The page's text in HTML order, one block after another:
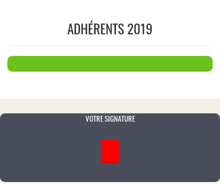
ADHÉRENTS 2019
VOTRE SIGNATURE